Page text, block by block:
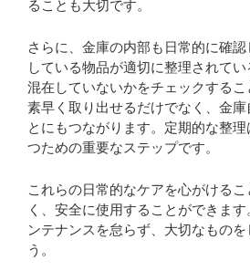
ることも大切です。
さらに、金庫の内部も日常的に確
している物品が適切に整理されて
混在していないかをチェックする
素早く取り出せるだけでなく、金庫
とにもつながります。定期的な整
つための重要なステップです。
これらの日常的なケアを心がける
く、安全に使用することができま
ンテナンスを怠らず、大切なものを
う。